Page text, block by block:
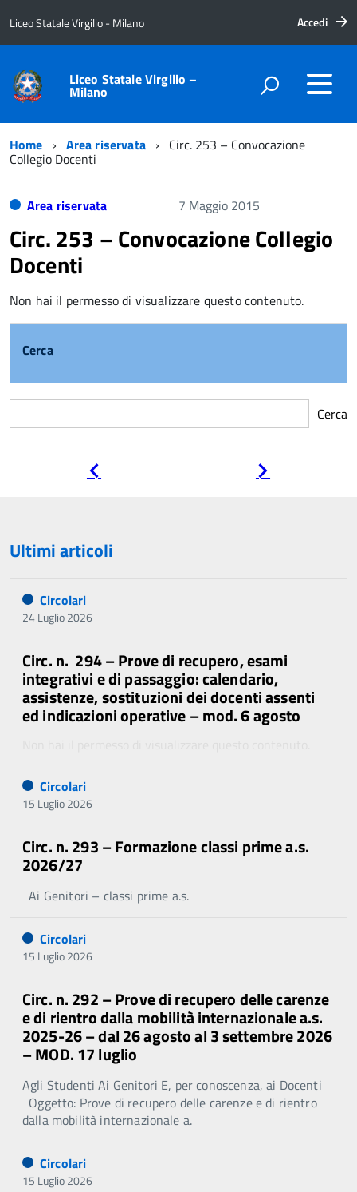
Liceo Statale Virgilio - Milano Accedi
Liceo Statale Virgilio –
Milano
Home Area riservata Circ. 253 – Convocazione
Collegio Docenti
Area riservata 7 Maggio 2015
Circ. 253 – Convocazione Collegio
Docenti
Non hai il permesso di visualizzare questo contenuto.
Cerca
Cerca
Ultimi articoli
Circolari
24 Luglio 2026
Circ. n. 294 – Prove di recupero, esami
integrativi e di passaggio: calendario,
assistenze, sostituzioni dei docenti assenti
ed indicazioni operative – mod. 6 agosto
Circolari
15 Luglio 2026
Circ. n. 293 – Formazione classi prime a.s.
2026/27
Ai Genitori – classi prime a.s.
Circolari
15 Luglio 2026
Circ. n. 292 – Prove di recupero delle carenze
e di rientro dalla mobilità internazionale a.s.
2025-26 – dal 26 agosto al 3 settembre 2026
– MOD. 17 luglio
Agli Studenti Ai Genitori E, per conoscenza, ai Docenti
Oggetto: Prove di recupero delle carenze e di rientro
dalla mobilità internazionale a.
Circolari
15 Luglio 2026